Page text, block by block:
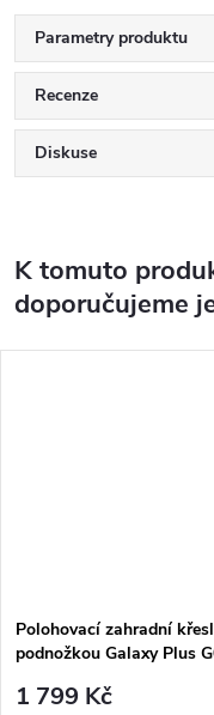
Parametry produktu
Recenze
Diskuse
K tomuto
doporučujeme
Polohovací zahradní
podnožkou Galaxy Plus
1 799 Kč